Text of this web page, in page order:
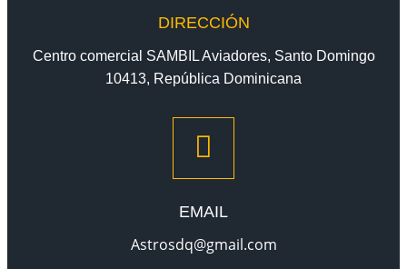
DIRECCIÓN
Centro comercial SAMBIL Aviadores, Santo Domingo
10413, República Dominicana
EMAIL
Astrosdq@gmail.com